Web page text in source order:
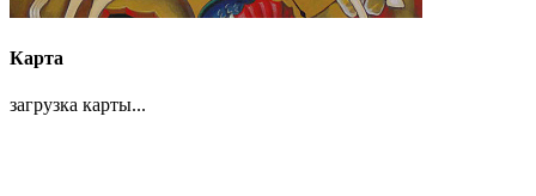
Карта
загрузка карты...